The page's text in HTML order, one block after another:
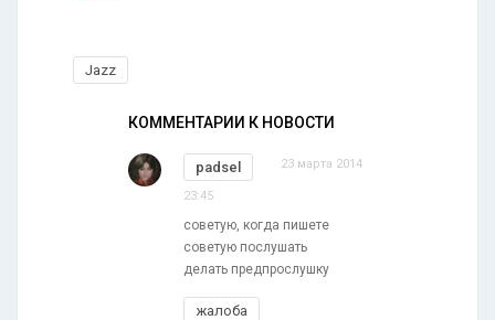
Jazz
КОММЕНТАРИИ К НОВОСТИ
padsel 23 марта 2014
23:45
советую, когда пишете
советую послушать
делать предпрослушку
жалоба